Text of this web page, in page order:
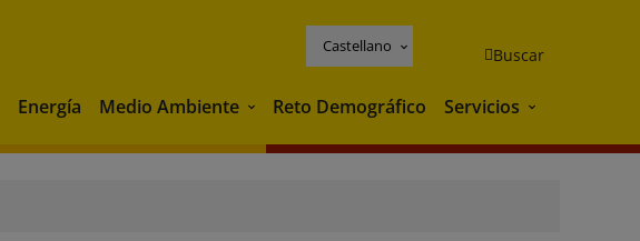
Castellano Buscar
Energía Medio Ambiente Medio Ambiente
Reto Demográfico Servicios Servicios